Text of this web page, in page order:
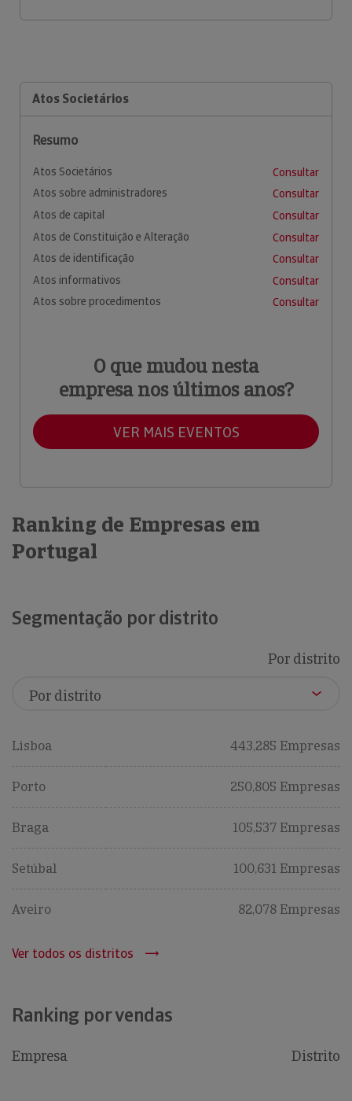
Atos Societários
Resumo
Atos Societários
Consultar
Atos sobre administradores
Consultar
Atos de capital
Consultar
Atos de Constituição e Alteração
Consultar
Atos de identificação
Consultar
Atos informativos
Consultar
Atos sobre procedimentos
Consultar
O que mudou nesta
empresa nos últimos anos?
VER MAIS EVENTOS
Ranking de Empresas em
Portugal
Segmentação por distrito
Por distrito
Lisboa 443,285 Empresas
Porto 250,805 Empresas
Braga 105,537 Empresas
Setúbal 100,631 Empresas
Aveiro 82,078 Empresas
Ver todos os distritos
Ranking por vendas
Empresa Distrito